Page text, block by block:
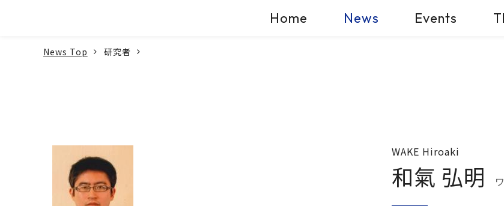
Home News Events
News Top 研究者
WAKE Hiroaki
和氣 弘明